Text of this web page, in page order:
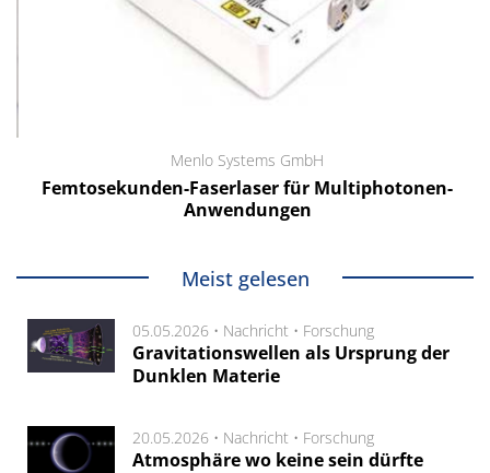
Menlo Systems GmbH
Femtosekunden-Faserlaser für Multiphotonen-
Anwendungen
Meist gelesen
05.05.2026 • Nachricht • Forschung
Gravitationswellen als Ursprung der
Dunklen Materie
20.05.2026 • Nachricht • Forschung
Atmosphäre wo keine sein dürfte